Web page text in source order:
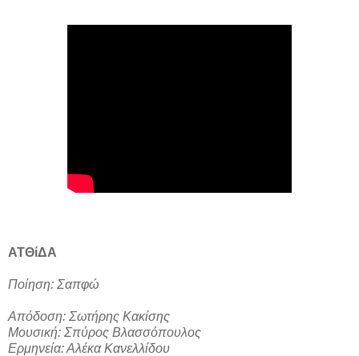
ΑΤΘίΔΑ
Ποίηση: Σαπφώ
Απόδοση: Σωτήρης Κακίσης
Μουσική: Σπύρος Βλασσόπουλος
Ερμηνεία: Αλέκα Κανελλίδου